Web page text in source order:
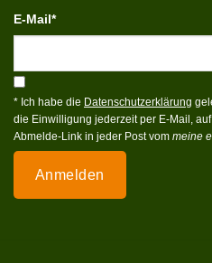
E-Mail*
* Ich habe die Datenschutzerklärung
die Einwilligung jederzeit per E-Mail,
Abmelde-Link in jeder Post vom meine
Anmelden